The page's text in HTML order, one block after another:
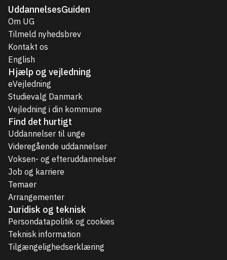
UddannelsesGuiden
Om UG
Tilmeld nyhedsbrev
Kontakt os
English
Hjælp og vejledning
eVejledning
Studievalg Danmark
Vejledning i din kommune
Find det hurtigt
Uddannelser til unge
Videregående uddannelser
Voksen- og efteruddannelser
Job og karriere
Temaer
Arrangementer
Juridisk og teknisk
Persondatapolitik og cookies
Teknisk information
Tilgængelighedserklæring